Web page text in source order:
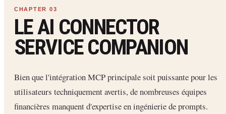
LE AI CONNECTOR
SERVICE COMPANION
Bien que l'intégration MCP principale soit puissante pour les
utilisateurs techniquement avertis, de nombreuses équipes
financières manquent d'expertise en ingénierie de prompts.